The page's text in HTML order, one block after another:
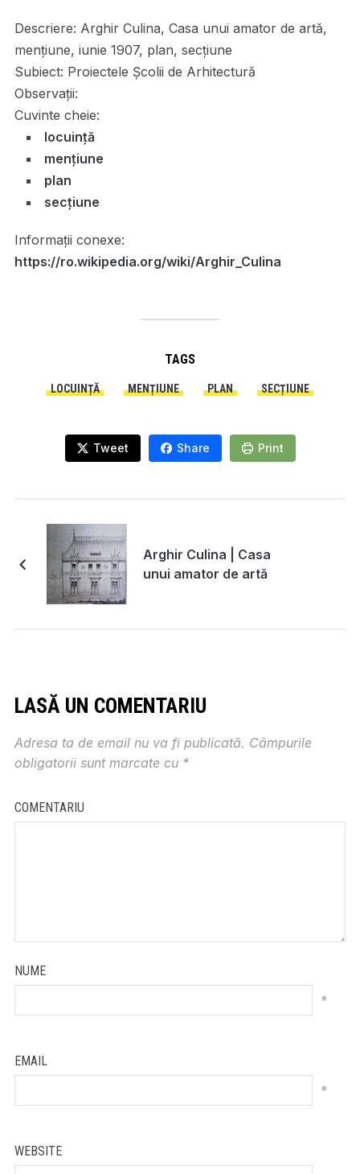
Descriere: Arghir Culina, Casa unui amator de artă,
menţiune, iunie 1907, plan, secțiune
Subiect: Proiectele Școlii de Arhitectură
Observații:
Cuvinte cheie:
locuință
mențiune
plan
secțiune
Informații conexe:
https://ro.wikipedia.org/wiki/Arghir_Culina
TAGS
LOCUINȚĂ MENȚIUNE PLAN SECȚIUNE
Tweet Share Print
Arghir Culina | Casa
unui amator de artă
LASĂ UN COMENTARIU
Adresa ta de email nu va fi publicată. Câmpurile
obligatorii sunt marcate cu *
COMENTARIU
NUME
*
EMAIL
*
WEBSITE